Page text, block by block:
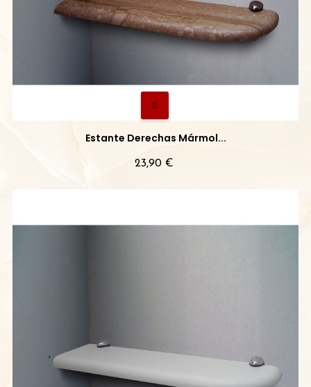
Estante Derechas Mármol...
Precio
23,90 €